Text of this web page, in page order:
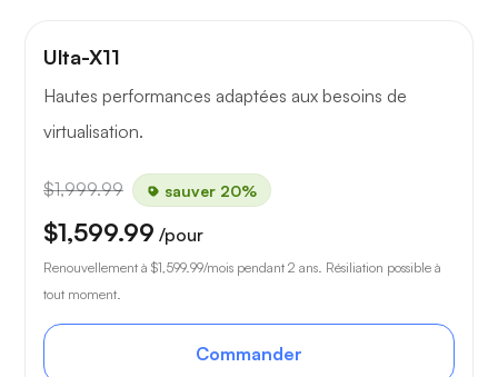
Ulta-X11
Hautes performances adaptées aux besoins de
virtualisation.
$1,999.99 sauver 20%
$1,599.99 /pour
Renouvellement à $1,599.99/mois pendant 2 ans. Résiliation possible à
tout moment.
Commander